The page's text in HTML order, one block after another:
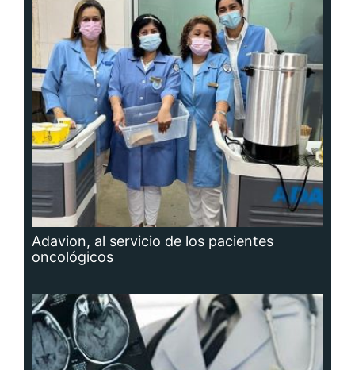
Adavion, al servicio de los pacientes
oncológicos